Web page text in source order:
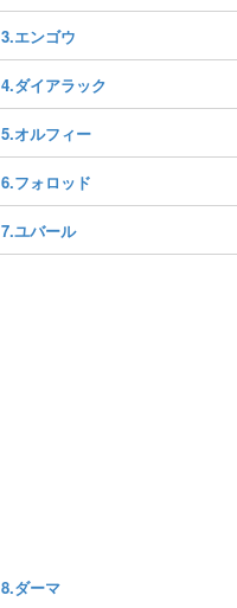
3.エンゴウ
4.ダイアラック
5.オルフィー
6.フォロッド
7.ユバール
8.ダーマ